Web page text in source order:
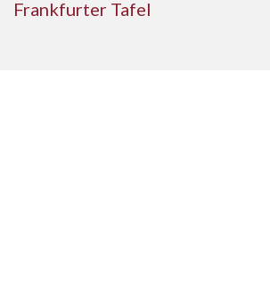
Frankfurter Tafel